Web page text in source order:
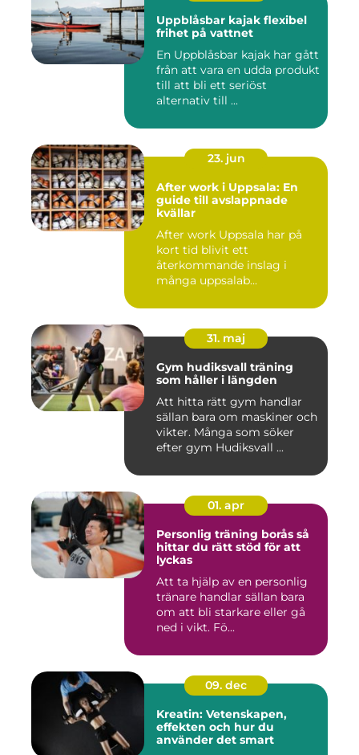
Uppblåsbar kajak flexibel
frihet på vattnet
En Uppblåsbar kajak har gått
från att vara en udda produkt
till att bli ett seriöst
alternativ till ...
23. jun
After work i Uppsala: En
guide till avslappnade
kvällar
After work Uppsala har på
kort tid blivit ett
återkommande inslag i
många uppsalab...
31. maj
Gym hudiksvall träning
som håller i längden
Att hitta rätt gym handlar
sällan bara om maskiner och
vikter. Många som söker
efter gym Hudiksvall ...
01. apr
Personlig träning borås så
hittar du rätt stöd för att
lyckas
Att ta hjälp av en personlig
tränare handlar sällan bara
om att bli starkare eller gå
ned i vikt. Fö...
09. dec
Kreatin: Vetenskapen,
effekten och hur du
använder det smart